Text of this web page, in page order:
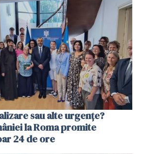
sau alte urgențe?
la Roma promite
24 de ore